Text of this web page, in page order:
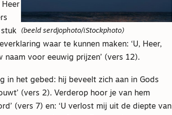
(beeld serdjophoto/iStockphoto)
Heer
waar te kunnen maken: ‘U, Heer,
voor eeuwig prijzen’ (vers 12).
in het gebed: hij beveelt zich aan in Gods
(vers 2). Verderop hoor je van hem
(vers 7) en: ‘U verlost mij uit de diepte van